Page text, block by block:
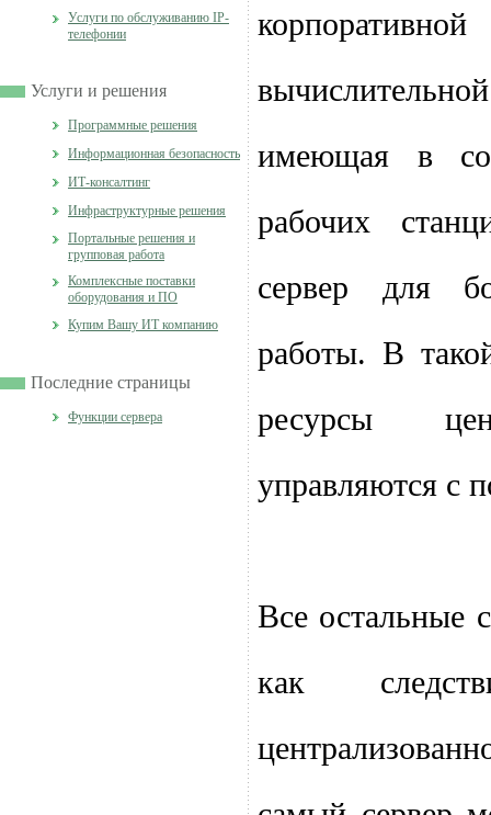
Услуги по обслуживанию IP-
телефонии
Услуги и решения
Программные решения
Информационная безопасность
ИТ-консалтинг
Инфраструктурные решения
Портальные решения и
групповая работа
Комплексные поставки
оборудования и ПО
Купим Вашу ИТ компанию
Последние страницы
Функции сервера
имеющая в
рабочих
сервер для
работы. В
ресурсы
управляются с
Все остальные
как